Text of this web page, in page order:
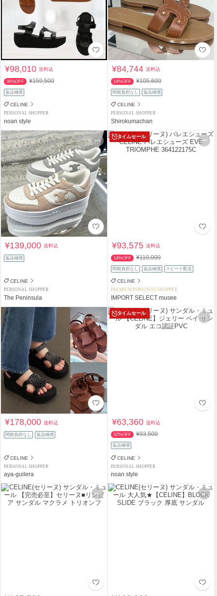
¥98,010送料込
38%OFF ¥159,500
返品補償
CELINE
PERSONAL SHOPPER
noan style
¥84,744送料込
19%OFF ¥105,600
関税負担なし 返品補償
CELINE
PERSONAL SHOPPER
Shirokumachan
¥139,000送料込
返品補償
CELINE
PERSONAL SHOPPER
The Peninsula
タイムセール
¥93,575送料込
14%OFF ¥110,000
関税負担なし 返品補償 スピード配送
CELINE
PREMIUM PERSONAL SHOPPER
IMPORT SELECT musee
¥178,000送料込
関税負担なし 返品補償
CELINE
PERSONAL SHOPPER
aya-guilera
タイムセール
¥63,360送料込
32%OFF ¥93,500
返品補償
CELINE
PERSONAL SHOPPER
noan style